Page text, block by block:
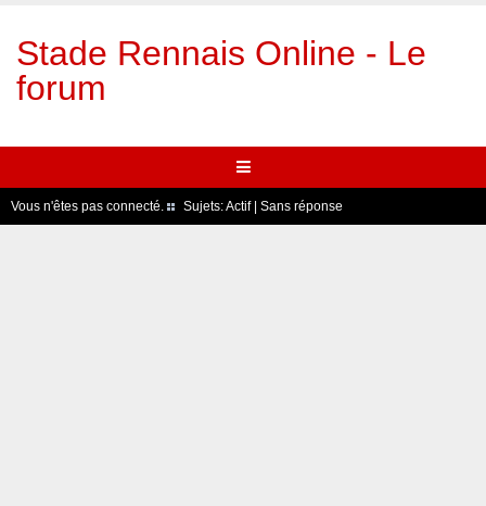
Stade Rennais Online - Le
forum
Vous n'êtes pas connecté. Sujets:Actif| Sans réponse